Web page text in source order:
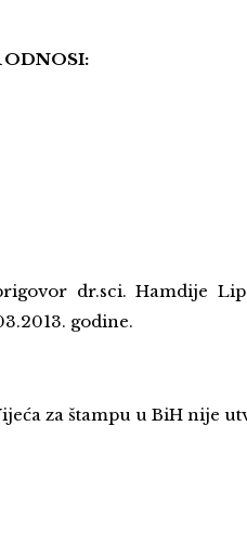
ODNOSI:
dr.sci. Hamdije
godine.
za štampu u BiH nije